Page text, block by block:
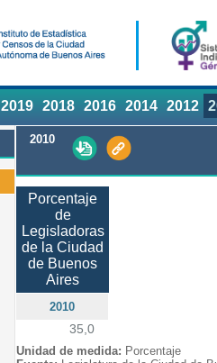
2019 2018 2016 2014 2012
2010
Porcentaje
de
Legisladoras
de la Ciudad
de Buenos
Aires
2010
35,0
Unidad de medida: Porcentaje